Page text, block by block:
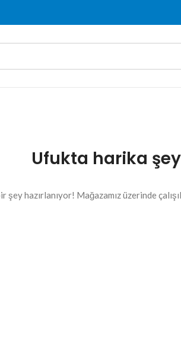
Ufukta harika
şey hazırlanıyor! Mağazamız üzerinde